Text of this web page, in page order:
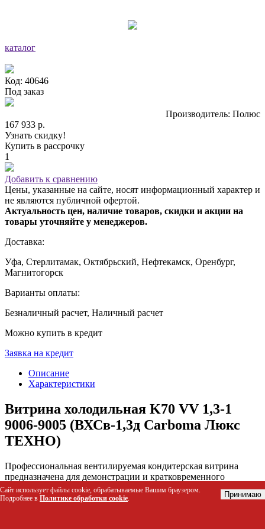
каталог
Код: 40646
Под заказ
Производитель: Полюс
167 933 р.
Узнать скидку!
Купить в рассрочку
1
Добавить к сравнению
Цены, указанные на сайте, носят информационный характер и
не являются публичной офертой.
Актуальность цен, наличие товаров, скидки и акции на
товары уточняйте у менеджеров.
Доставка:
Уфа, Стерлитамак, Октябрьский, Нефтекамск, Оренбург,
Магнитогорск
Варианты оплаты:
Безналичный расчет, Наличный расчет
Можно купить в кредит
Заявка на кредит
Описание
Характеристики
Витрина холодильная K70 VV 1,3-1
9006-9005 (ВХСв-1,3д Carboma Люкс
ТЕХНО)
Профессиональная вентилируемая кондитерская витрина
предназначена для демонстрации и кратковременного
хранения выпечки, десертов и салатов в условиях активного
торгового потока. Панорамное сферическое стекло с системой
Сайт использует файлы cookie, обрабатываемые Вашим браузером.
Подробнее в Политике обработки cookie. Принимаю